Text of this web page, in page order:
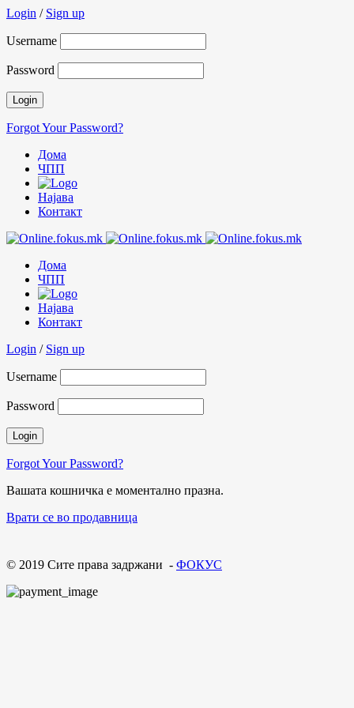
Login / Sign up
Username
Password
Forgot Your Password?
Дома
ЧПП
Најава
Контакт
Дома
ЧПП
Најава
Контакт
Login / Sign up
Username
Password
Forgot Your Password?
Вашата кошничка е моментално празна.
Врати се во продавница
© 2019 Сите права задржани - ФОКУС